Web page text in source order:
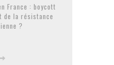
France : boycott
de la résistance
?